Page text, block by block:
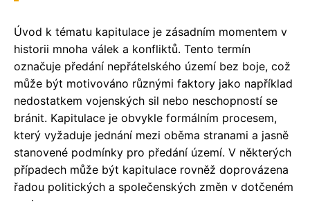
Úvod k tématu kapitulace je zásadním momentem v
historii mnoha válek a konfliktů. Tento termín
označuje předání nepřátelského území bez boje, což
může být motivováno různými faktory jako například
nedostatkem vojenských sil nebo neschopností se
bránit. Kapitulace je obvykle formálním procesem,
který vyžaduje jednání mezi oběma stranami a jasně
stanovené podmínky pro předání území. V některých
případech může být kapitulace rovněž doprovázena
řadou politických a společenských změn v dotčeném